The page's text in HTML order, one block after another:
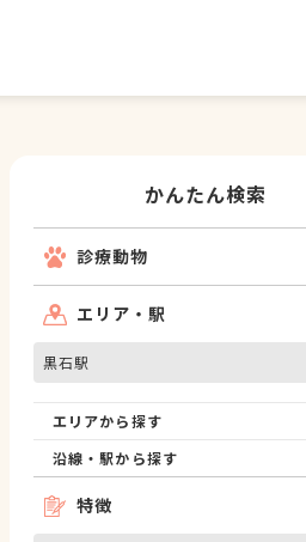
かんたん検索
診療動物
エリア・駅
黒石駅
エリアから探す
沿線・駅から探す
特徴